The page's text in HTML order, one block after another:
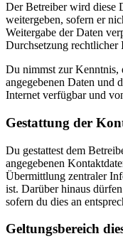
Der Betreiber wird diese
weitergeben, sofern er
Weitergabe der Daten
Durchsetzung rechtlicher
Du nimmst zur Kenntnis,
angegebenen Daten und
Internet verfügbar und
Gestattung der
Du gestattest dem
angegebenen
Übermittlung zentraler
ist. Darüber hinaus
sofern du dies an
Geltungsbereich